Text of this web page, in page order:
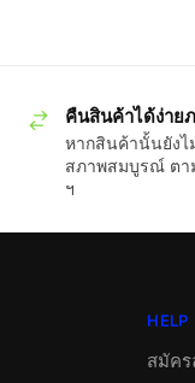
คืนสินค้าได้ง่าย
หากสินค้านั้นยังไ
สภาพสมบูรณ์ ตา
ฯ
HELP
สมัคร